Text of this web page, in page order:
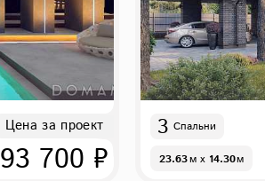
Цена за проект
93 700 ₽
3 Спальни
23.63м x 14.30м